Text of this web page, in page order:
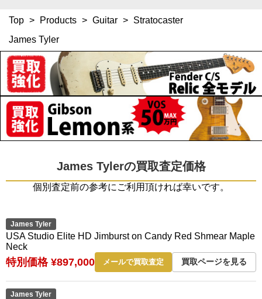
Top > Products > Guitar > Stratocaster
James Tyler
James Tylerの買取査定価格
個別査定前の参考にご利用頂ければ幸いです。
James Tyler
USA Studio Elite HD Jimburst on Candy Red Shmear Maple
Neck
特別価格 ¥897,000 メールで買取査定 買取ページを見る
James Tyler